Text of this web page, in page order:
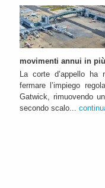
movimenti annui in
La corte d’appello
fermare l’impiego
Gatwick, rimuovendo
secondo scalo...